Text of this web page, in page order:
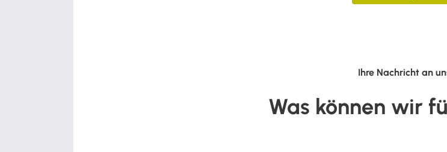
Ihre Nachricht an
Was können wir